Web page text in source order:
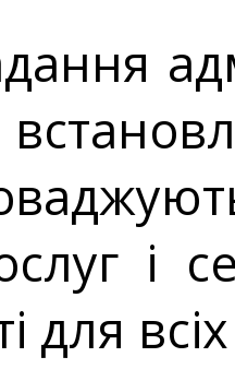
і
для